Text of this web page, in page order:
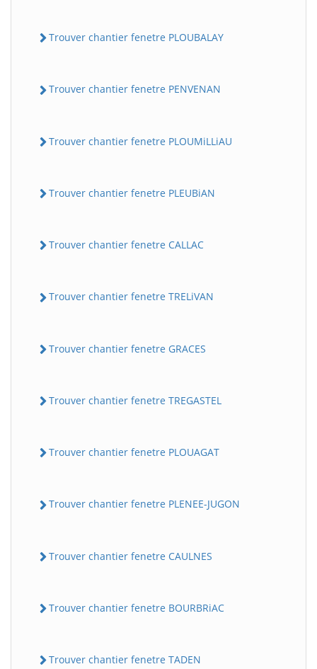
Trouver chantier fenetre PLOUBALAY
Trouver chantier fenetre PENVENAN
Trouver chantier fenetre PLOUMiLLiAU
Trouver chantier fenetre PLEUBiAN
Trouver chantier fenetre CALLAC
Trouver chantier fenetre TRELiVAN
Trouver chantier fenetre GRACES
Trouver chantier fenetre TREGASTEL
Trouver chantier fenetre PLOUAGAT
Trouver chantier fenetre PLENEE-JUGON
Trouver chantier fenetre CAULNES
Trouver chantier fenetre BOURBRiAC
Trouver chantier fenetre TADEN